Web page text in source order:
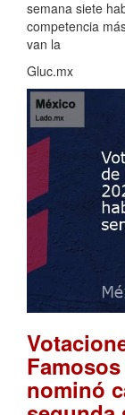
semana siete
competencia
van la
Gluc.mx
nominó